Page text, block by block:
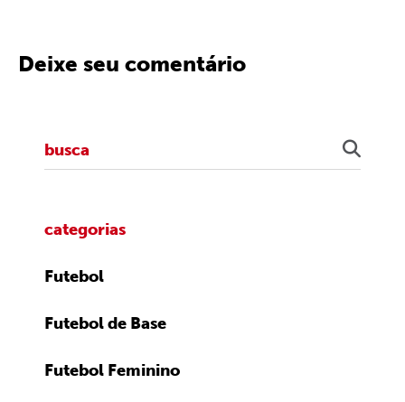
Deixe seu comentário
categorias
Futebol
Futebol de Base
Futebol Feminino